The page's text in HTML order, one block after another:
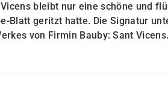
bleibt nur eine schöne und
Blatt geritzt hatte. Die Signatur
von Firmin Bauby: Sant Vicens.